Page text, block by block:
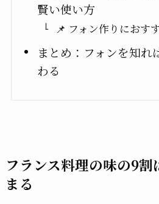
賢い使い方
📌 フォン作りにおす
まとめ：フォンを知れ
わる
フランス料理の味の9
まる